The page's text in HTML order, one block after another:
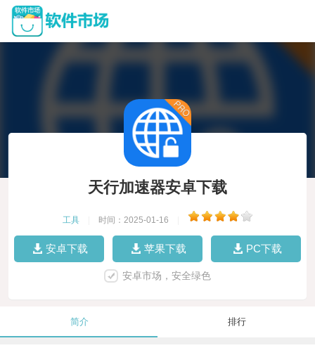
天行加速器安卓下载
工具 时间：2025-01-16
安卓下载 苹果下载 PC下载
安卓市场，安全绿色
简介 排行